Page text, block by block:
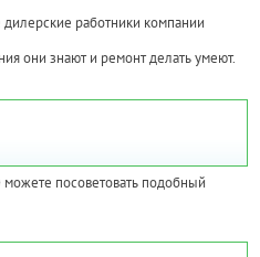
работники компании
они знают и ремонт делать умеют.
посоветовать подобный